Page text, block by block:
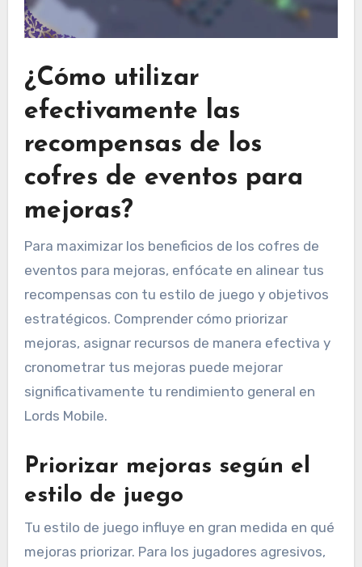
¿Cómo utilizar
efectivamente las
recompensas de los
cofres de eventos para
mejoras?
Para maximizar los beneficios de los cofres de
eventos para mejoras, enfócate en alinear tus
recompensas con tu estilo de juego y objetivos
estratégicos. Comprender cómo priorizar
mejoras, asignar recursos de manera efectiva y
cronometrar tus mejoras puede mejorar
significativamente tu rendimiento general en
Lords Mobile.
Priorizar mejoras según el
estilo de juego
Tu estilo de juego influye en gran medida en qué
mejoras priorizar. Para los jugadores agresivos,